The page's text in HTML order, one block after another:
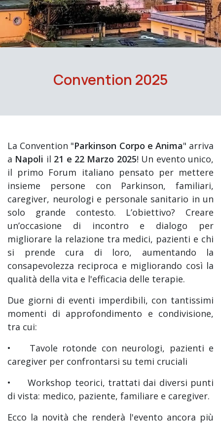
Convention 2025
La Convention "Parkinson Corpo e Anima" arriva
a Napoli il 21 e 22 Marzo 2025! Un evento unico,
il primo Forum italiano pensato per mettere
insieme persone con Parkinson, familiari,
caregiver, neurologi e personale sanitario in un
solo grande contesto. L’obiettivo? Creare
un’occasione di incontro e dialogo per
migliorare la relazione tra medici, pazienti e chi
si prende cura di loro, aumentando la
consapevolezza reciproca e migliorando così la
qualità della vita e l'efficacia delle terapie.
Due giorni di eventi imperdibili, con tantissimi
momenti di approfondimento e condivisione,
tra cui:
•
Tavole rotonde con neurologi, pazienti e
caregiver per confrontarsi su temi cruciali
•
Workshop teorici, trattati dai diversi punti
di vista: medico, paziente, familiare e caregiver.
Ecco la novità che renderà l'evento ancora più